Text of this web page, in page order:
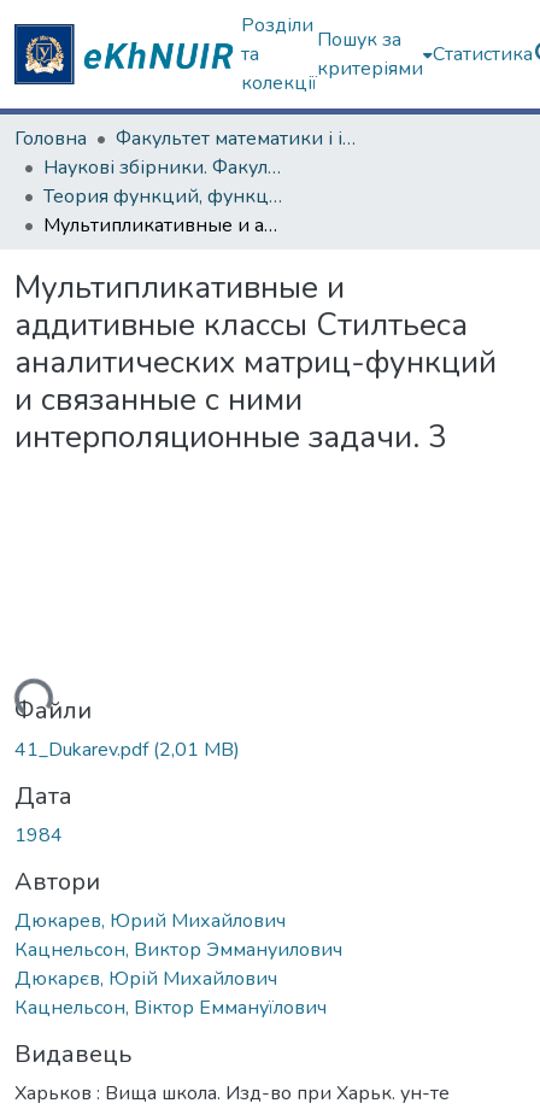
Розділи
та
колекції
Пошук за
критеріями
Статистика
Головна
Факультет математики і інформатики
Наукові збірники. Факультет математики і інформатики
Теория функций, функциональный анализ и их приложения (1965–1985 гг.)
Мультипликативные и аддитивные классы Стилтьеса аналитических матриц-функций и связанные с ними интерполяционные задачи. 3
Мультипликативные и
аддитивные классы Стилтьеса
аналитических матриц-функций
и связанные с ними
интерполяционные задачи. 3
Файли
41_Dukarev.pdf(2,01 MB)
Дата
1984
Автори
Дюкарев, Юрий Михайлович
Кацнельсон, Виктор Эммануилович
Дюкарєв, Юрій Михайлович
Кацнельсон, Віктор Еммануїлович
Видавець
Харьков : Вища школа. Изд-во при Харьк. ун-те